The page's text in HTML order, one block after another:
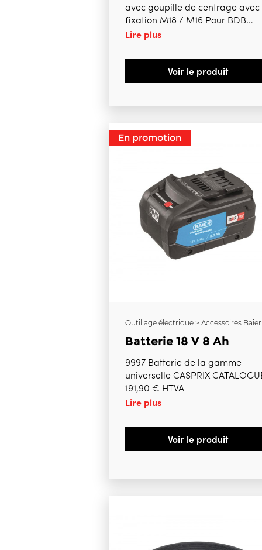
avec goupille de centrage avec
fixation M18 / M16 Pour BDB
822A, BDB 823A et ABDB 82
Lire plus
Voir le produit
En promotion
Outillage électrique > Accessoires Baier
Batterie 18 V 8 Ah
9997 Batterie de la gamme
universelle CASPRIX
191,90 € HTVA
Lire plus
Voir le produit